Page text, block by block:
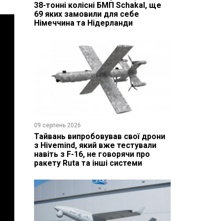
38-тонні колісні БМП Schakal, ще
69 яких замовили для себе
Німеччина та Нідерланди
09 серпень 2026
Тайвань випробовував свої дрони
з Hivemind, який вже тестували
навіть з F-16, не говорячи про
ракету Ruta та інші системи